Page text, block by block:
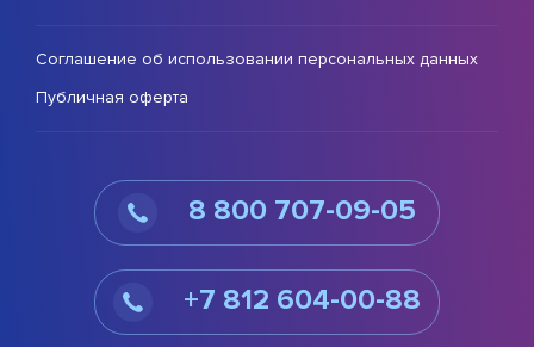
Соглашение об использовании персональных данных
Публичная оферта
8 800 707-09-05
+7 812 604-00-88